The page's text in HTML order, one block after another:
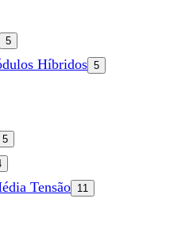
5
Híbridos 5
5
Tensão 11